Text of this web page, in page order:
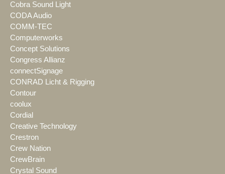
Cobra Sound Light
CODA Audio
COMM-TEC
Computerworks
Concept Solutions
Congress Allianz
connectSignage
CONRAD Licht & Rigging
Contour
coolux
Cordial
Creative Technology
Crestron
Crew Nation
CrewBrain
Crystal Sound